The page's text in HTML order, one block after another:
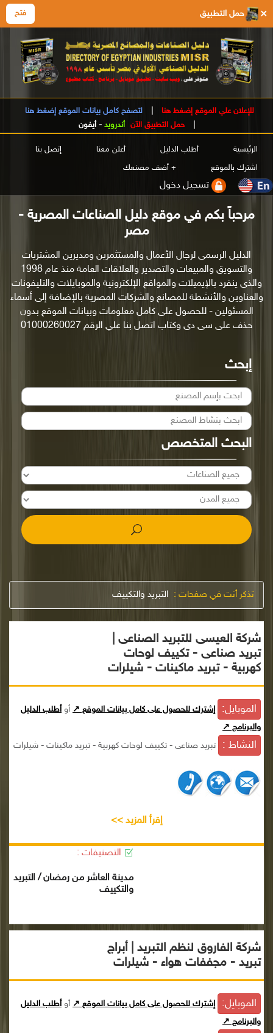
× حمل التطبيق فتح
للإعلان علي الموقع إضغط هنا
لتصفح كامل بيانات الموقع إضغط هنا
حمل التطبيق الآن أندرويد - أيفون
الرئيسية أطلب الدليل أعلن معنا
إتصل بنا
اشترك بالموقع
+ أضف مصنعك
تسجيل دخول
مرحباً بكم في موقع دليل الصناعات المصرية -
مصر
الدليل الرسمى لرجال الأعمال والمستثمرين ومديرين المشتريات
والتسويق والمبيعات والتصدير والعلاقات العامة منذ عام 1998
والذى ينفرد بالإيميلات والمواقع الإلكترونية والموبايلات والتليفونات
والعناوين والأنشطة للمصانع والشركات المصرية بالإضافة إلى أسماء
المسئولين - للحصول على كامل معلومات وبيانات الموقع بدون
حذف على سى دى وكتاب اتصل بنا علي الرقم 01000260027
إبحث
البحث المتخصص
تذكر أنت في صفحات : التبريد والتكييف
شركة العيسى للتبريد الصناعى |
تبريد صناعى - تكييف لوحات
كهربية - تبريد ماكينات - شيلرات
الموبايل: إشترك للحصول على كامل بيانات الموقع ↗ أوأطلب الدليل
والبرنامج ↗
النشاط : تبريد صناعى - تكييف لوحات كهربية - تبريد ماكينات - شيلرات
إقرأ المزيد >>
التصنيفات :
مدينة العاشر من رمضان / التبريد
والتكييف
شركة الفاروق لنظم التبريد | أبراج
تبريد - مجففات هواء - شيلرات
الموبايل: إشترك للحصول على كامل بيانات الموقع ↗ أوأطلب الدليل
والبرنامج ↗